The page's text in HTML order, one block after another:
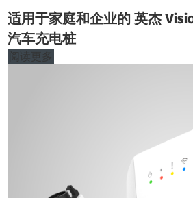
适用于家庭和企业的 英杰
汽车充电桩
阅读更多